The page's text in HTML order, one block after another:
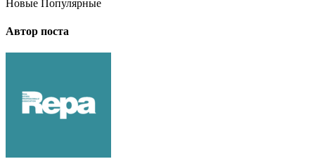
Новые Популярные
Автор поста